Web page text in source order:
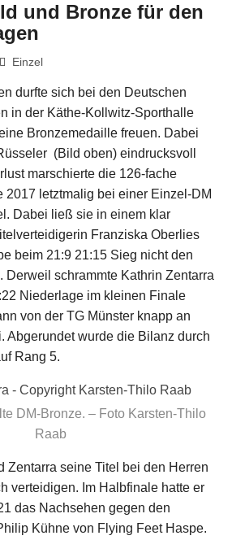
und Bronze für den
Einzel
durfte sich bei den Deutschen
in der Käthe-Kollwitz-Sporthalle
Bronzemedaille freuen. Dabei
(Bild oben) eindrucksvoll
marschierte die 126-fache
2017 letztmalig bei einer Einzel-DM
Dabei ließ sie in einem klar
Franziska Oberlies
beim 21:9 21:15 Sieg nicht den
Derweil schrammte Kathrin Zentarra
Niederlage im kleinen Finale
von der TG Münster knapp an
Abgerundet wurde die Bilanz durch
Rang 5.
DM-Bronze. – Foto Karsten-Thilo
Raab
Zentarra seine Titel bei den Herren
verteidigen. Im Halbfinale hatte er
das Nachsehen gegen den
Kühne von Flying Feet Haspe.